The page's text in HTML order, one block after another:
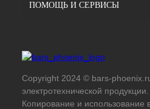
ПОМОЩЬ И СЕРВИСЫ
Copyright 2024 © bars-
электротехнической
Копирование и использование